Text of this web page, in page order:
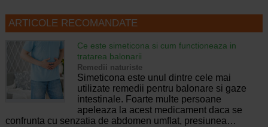
ARTICOLE RECOMANDATE
Ce este simeticona si cum functioneaza in
tratarea balonarii
Remedii naturiste
Simeticona este unul dintre cele mai
utilizate remedii pentru balonare si gaze
intestinale. Foarte multe persoane
apeleaza la acest medicament daca se
confrunta cu senzatia de abdomen umflat, presiunea…